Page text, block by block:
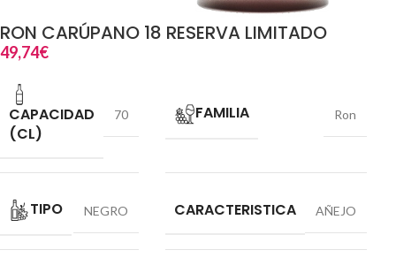
RON CARÚPANO 18 RESERVA LIMITADO
49,74€
CAPACIDAD
(CL)
70 FAMILIA Ron
TIPO NEGRO CARACTERISTICA AÑEJO